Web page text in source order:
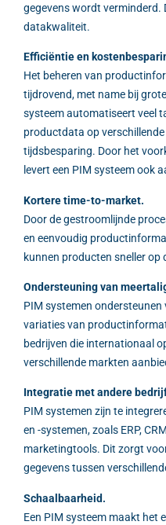
gegevens wordt verminderd.
datakwaliteit.
Efficiëntie en
Het beheren van
tijdrovend, met name bij
systeem automatiseert veel
productdata op
tijdsbesparing. Door het
levert een PIM systeem ook
Kortere time-to-market.
Door de gestroomlijnde
en eenvoudig
kunnen producten sneller
Ondersteuning van
PIM systemen
variaties van
bedrijven die internationaal
verschillende markten
Integratie met andere
PIM systemen zijn te
en -systemen, zoals ERP,
marketingtools. Dit zorgt
gegevens tussen
Schaalbaarheid.
Een PIM systeem maakt het